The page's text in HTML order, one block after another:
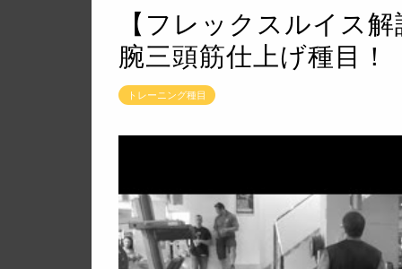
【フレックスルイス
腕三頭筋仕上げ種目！
トレーニング種目